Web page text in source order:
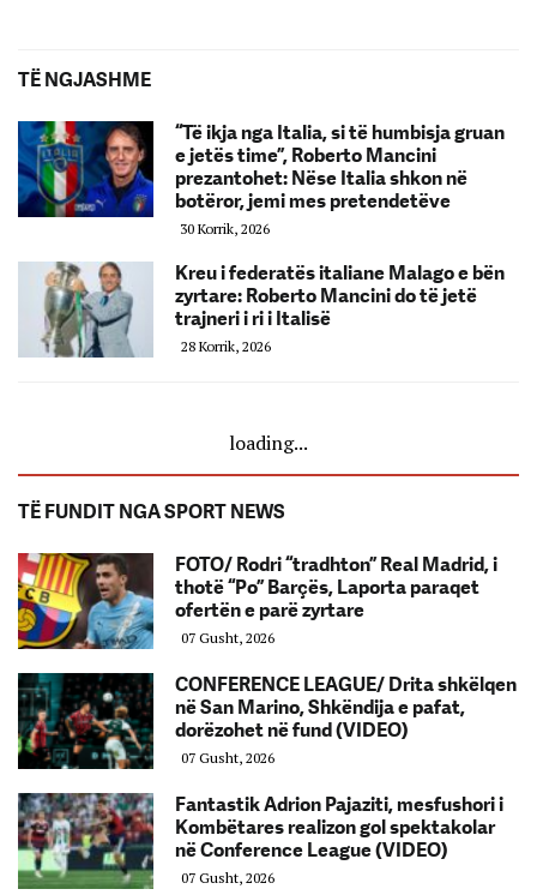
TË NGJASHME
“Të ikja nga Italia, si të humbisja gruan
e jetës time”, Roberto Mancini
prezantohet: Nëse Italia shkon në
botëror, jemi mes pretendetëve
30 Korrik, 2026
Kreu i federatës italiane Malago e bën
zyrtare: Roberto Mancini do të jetë
trajneri i ri i Italisë
28 Korrik, 2026
loading...
TË FUNDIT NGA SPORT NEWS
FOTO/ Rodri “tradhton” Real Madrid, i
thotë “Po” Barçës, Laporta paraqet
ofertën e parë zyrtare
07 Gusht, 2026
CONFERENCE LEAGUE/ Drita shkëlqen
në San Marino, Shkëndija e pafat,
dorëzohet në fund (VIDEO)
07 Gusht, 2026
Fantastik Adrion Pajaziti, mesfushori i
Kombëtares realizon gol spektakolar
në Conference League (VIDEO)
07 Gusht, 2026